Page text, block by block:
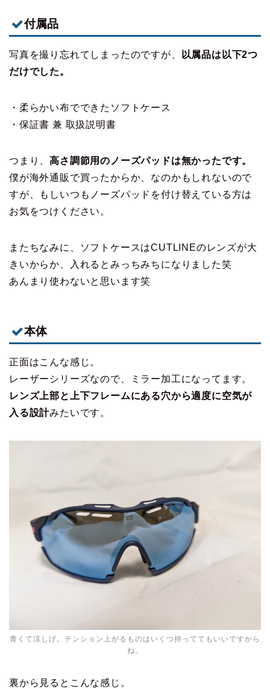
付属品
写真を撮り忘れてしまったのですが、
以属品は以下2つ
だけでした。
・柔らかい布でできたソフトケース
・保証書 兼 取扱説明書
つまり、高さ調節用のノーズパッドは無かったです。
僕が海外通販で買ったからか、なのかもしれないので
すが、もしいつもノーズパッドを付け替えている方は
お気をつけください。
またちなみに、ソフトケースはCUTLINEのレンズが大
きいからか、入れるとみっちみちになりました笑
あんまり使わないと思います笑
本体
正面はこんな感じ。
レーザーシリーズなので、ミラー加工になってます。
レンズ上部と上下フレームにある穴から適度に空気が
入る設計みたいです。
青くて涼しげ。テンション上がるものはいくつ持っててもいいですから
ね。
裏から見るとこんな感じ。